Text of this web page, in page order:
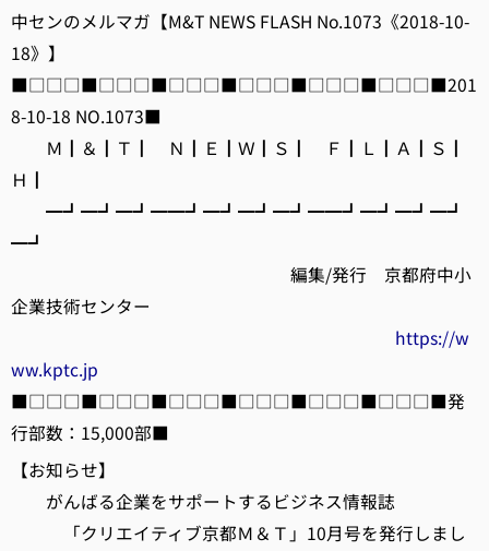
中センのメルマガ【M&T NEWS FLASH No.1073《2018-10-
18》】
■□□□■□□□■□□□■□□□■□□□■□□□■201
8-10-18 NO.1073■
Ｍ┃＆┃Ｔ┃ Ｎ┃Ｅ┃Ｗ┃Ｓ┃ Ｆ┃Ｌ┃Ａ┃Ｓ┃
Ｈ┃
━┛━┛━┛━━┛━┛━┛━┛━━┛━┛━┛━┛
━┛
編集/発行 京都府中小
企業技術センター
https://w
ww.kptc.jp
■□□□■□□□■□□□■□□□■□□□■□□□■発
行部数：15,000部■
【お知らせ】
がんばる企業をサポートするビジネス情報誌
「クリエイティブ京都Ｍ＆Ｔ」10月号を発行しまし